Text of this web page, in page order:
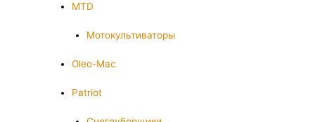
MTD
Мотокультиваторы
Oleo-Mac
Patriot